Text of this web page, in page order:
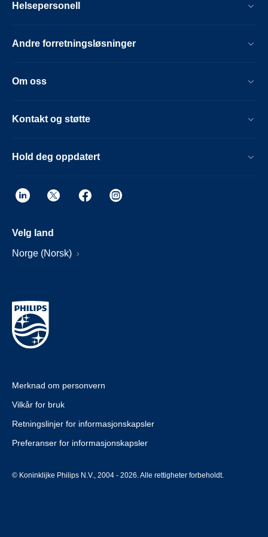
Helsepersonell
Andre forretningsløsninger
Om oss
Kontakt og støtte
Hold deg oppdatert
Velg land
Norge (Norsk)
Merknad om personvern
Vilkår for bruk
Retningslinjer for informasjonskapsler
Preferanser for informasjonskapsler
© Koninklijke Philips N.V., 2004 - 2026. Alle rettigheter forbeholdt.